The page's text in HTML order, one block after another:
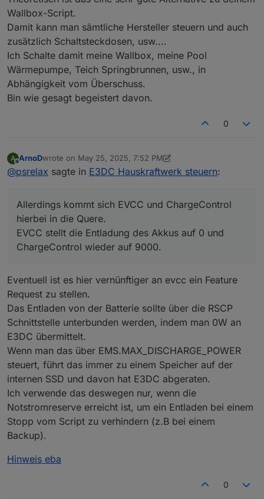
Wallbox-Script.
Damit kann man sämtliche Hersteller steuern und auch
zusätzlich Schaltsteckdosen, usw....
Ich Schalte damit meine Wallbox, meine Pool
Wärmepumpe, Teich Springbrunnen, usw., in
Abhängigkeit vom Überschuss.
Bin wie gesagt begeistert davon.
0
A
Offline
ArnoDwrote on May 25, 2025, 7:52 PM
last edited by ArnoDMay 25, 2025, 10:00 PM
@psrelax sagte in E3DC Hauskraftwerk steuern:
Allerdings kommt sich EVCC und ChargeControl
hierbei in die Quere.
EVCC stellt die Entladung des Akkus auf 0 und
ChargeControl wieder auf 9000.
Eventuell ist es hier vernünftiger an evcc ein Feature
Request zu stellen.
Das Entladen von der Batterie sollte über die RSCP
Schnittstelle unterbunden werden, indem man 0W an
E3DC übermittelt.
Wenn man das über EMS.MAX_DISCHARGE_POWER
steuert, führt das immer zu einem Speicher auf der
internen SSD und davon hat E3DC abgeraten.
Ich verwende das deswegen nur, wenn die
Notstromreserve erreicht ist, um ein Entladen bei einem
Stopp vom Script zu verhindern (z.B bei einem
Backup).
Hinweis eba
0